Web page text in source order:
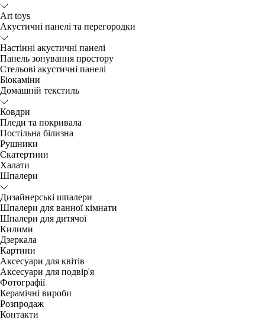
Art toys
Акустичні панелі та перегородки
Настінні акустичні панелі
Панель зонування простору
Стельові акустичні панелі
Біокаміни
Домашній текстиль
Ковдри
Пледи та покривала
Постільна білизна
Рушники
Скатертини
Халати
Шпалери
Дизайнерські шпалери
Шпалери для ванної кімнати
Шпалери для дитячої
Килими
Дзеркала
Картини
Аксесуари для квітів
Аксесуари для подвір'я
Фотографії
Керамічні вироби
Розпродаж
Контакти